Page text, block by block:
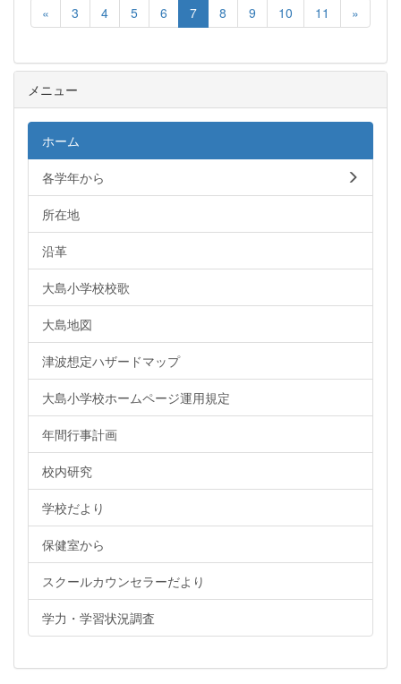
« 3 4 5 6 7 8 9 10 11 »
メニュー
ホーム
各学年から
所在地
沿革
大島小学校校歌
大島地図
津波想定ハザードマップ
大島小学校ホームページ運用規定
年間行事計画
校内研究
学校だより
保健室から
スクールカウンセラーだより
学力・学習状況調査